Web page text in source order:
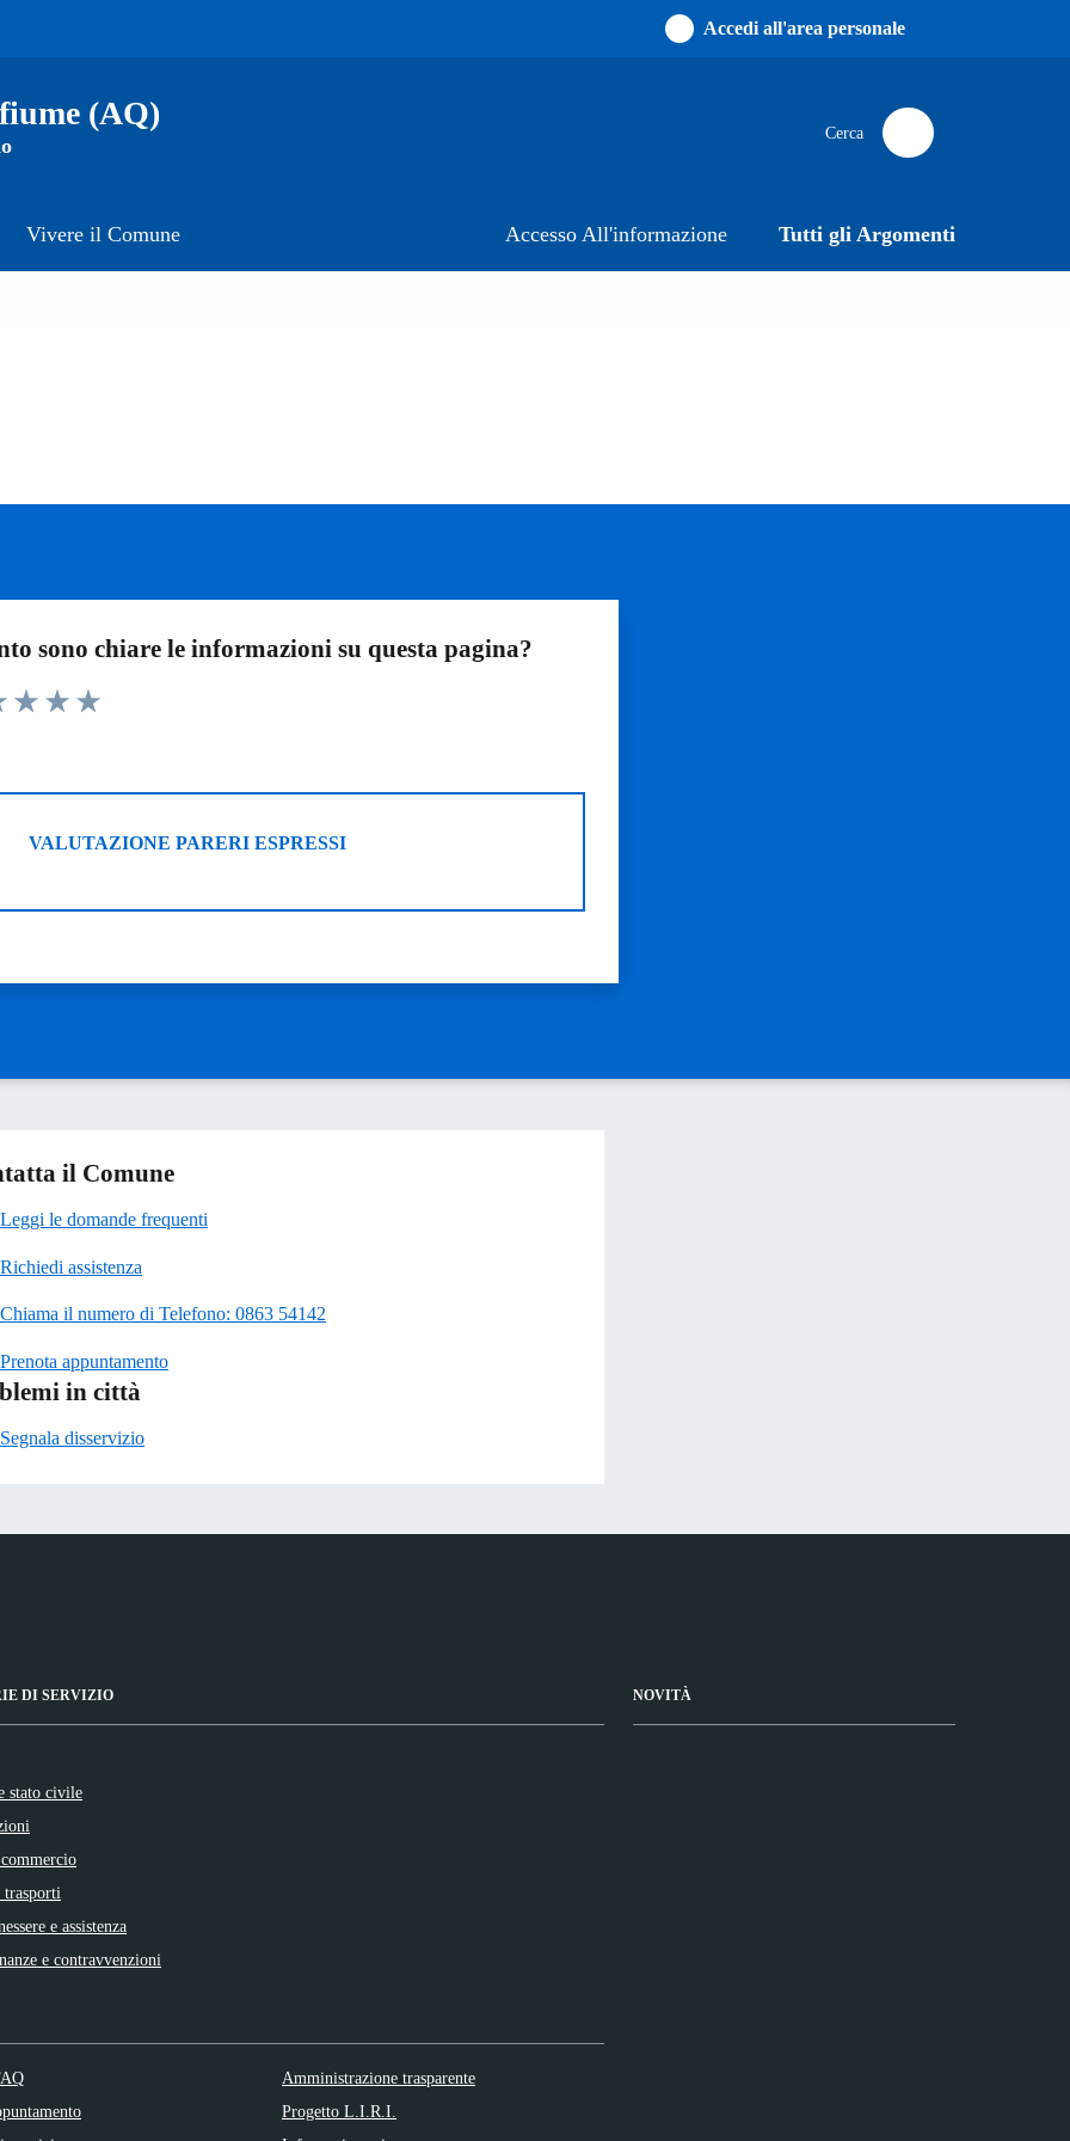
Accedi all'area personale
(AQ)
Cerca
Vivere il Comune Accesso All'informazione Tutti gli Argomenti
sono chiare le informazioni su questa pagina?
PARERI ESPRESSI
VALUTAZIONE PARERI ESPRESSI
il Comune
Leggi le domande frequenti
Richiedi assistenza
Chiama il numero di Telefono: 0863 54142
Prenota appuntamento
in città
Segnala disservizio
DI SERVIZIO
stato civile
e assistenza
e contravvenzioni
NOVITÀ
Amministrazione trasparente
Progetto L.I.R.I.